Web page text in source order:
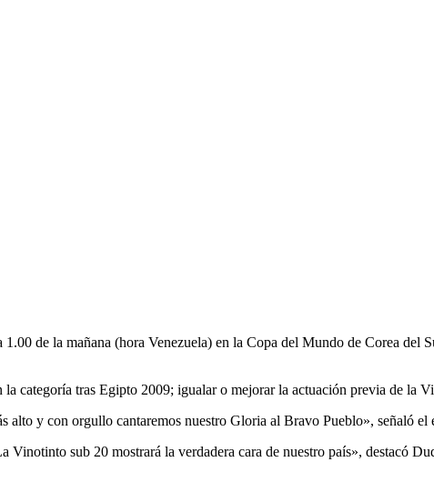
de la mañana (hora Venezuela) en la Copa del Mundo de Corea
la categoría tras Egipto 2009; igualar o mejorar la actuación previa de la
y con orgullo cantaremos nuestro Gloria al Bravo Pueblo», señaló el
sub 20 mostrará la verdadera cara de nuestro país», destacó